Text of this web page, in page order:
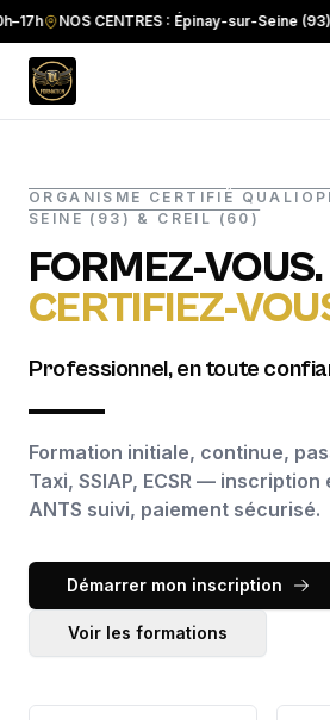
NOS CENTRES : Épinay-sur-Seine (93) &
ORGANISME CERTIFIÉ
SEINE (93) & CREIL (60)
FORMEZ-VOUS.
CERTIFIEZ-
Professionnel, en toute
Formation initiale, continue,
Taxi, SSIAP, ECSR —
ANTS suivi, paiement sécurisé.
Démarrer mon inscription
Voir les formations